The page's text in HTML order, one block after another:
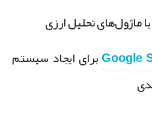
برای ایجاد سیستم